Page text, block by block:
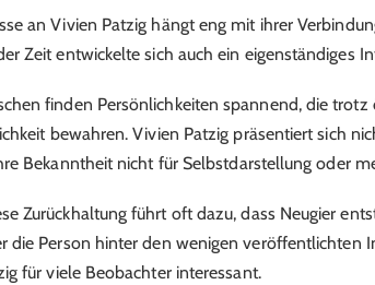
an Vivien Patzig hängt eng mit ihrer
Zeit entwickelte sich auch ein eigenständiges
finden Persönlichkeiten spannend, die
bewahren. Vivien Patzig präsentiert sich
Bekanntheit nicht für Selbstdarstellung oder
Zurückhaltung führt oft dazu, dass Neugier
die Person hinter den wenigen veröffentlichten
für viele Beobachter interessant.